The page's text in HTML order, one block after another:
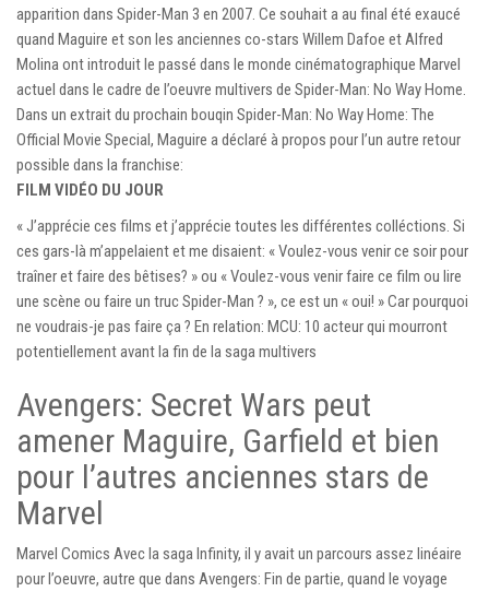
apparition dans Spider-Man 3 en 2007. Ce souhait a au final été exaucé
quand Maguire et son les anciennes co-stars Willem Dafoe et Alfred
Molina ont introduit le passé dans le monde cinématographique Marvel
actuel dans le cadre de l’oeuvre multivers de Spider-Man: No Way Home.
Dans un extrait du prochain bouqin Spider-Man: No Way Home: The
Official Movie Special, Maguire a déclaré à propos pour l’un autre retour
possible dans la franchise:
FILM VIDÉO DU JOUR
« J’apprécie ces films et j’apprécie toutes les différentes colléctions. Si
ces gars-là m’appelaient et me disaient: « Voulez-vous venir ce soir pour
traîner et faire des bêtises? » ou « Voulez-vous venir faire ce film ou lire
une scène ou faire un truc Spider-Man ? », ce est un « oui! » Car pourquoi
ne voudrais-je pas faire ça ? En relation: MCU: 10 acteur qui mourront
potentiellement avant la fin de la saga multivers
Avengers: Secret Wars peut
amener Maguire, Garfield et bien
pour l’autres anciennes stars de
Marvel
Marvel Comics Avec la saga Infinity, il y avait un parcours assez linéaire
pour l’oeuvre, autre que dans Avengers: Fin de partie, quand le voyage